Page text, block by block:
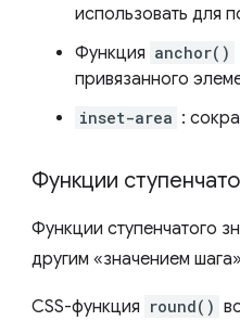
использовать для
Функция anchor()
привязанного
inset-area :
Функции
Функции ступенчатого
другим «значением
CSS-функция round()